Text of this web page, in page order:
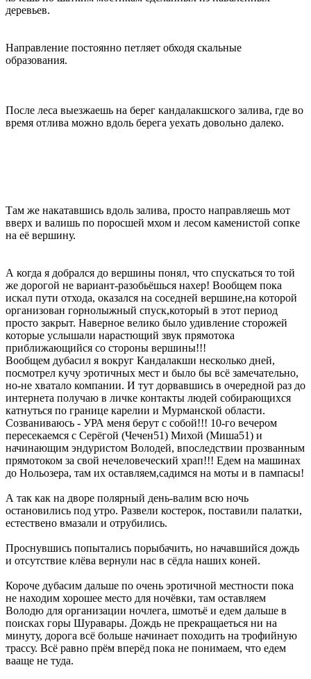
деревьев.
Направление постоянно петляет обходя скальные
образования.
После леса выезжаешь на берег кандалакшского залива, где во
время отлива можно вдоль берега уехать довольно далеко.
Там же накатавшись вдоль залива, просто направляешь мот
вверх и валишь по поросшей мхом и лесом каменистой сопке
на её вершину.
А когда я добрался до вершины понял, что спускаться то той
же дорогой не вариант-разобьёшься нахер! Вообщем пока
искал пути отхода, оказался на соседней вершине,на которой
организован горнолыжный спуск,который в этот период
просто закрыт. Наверное велико было удивление сторожей
которые услышали нарастющий звук прямотока
приближающийся со стороны вершины!!!
Вообщем дубасил я вокруг Кандалакши несколько дней,
посмотрел кучу эротичных мест и было бы всё замечательно,
но-не хватало компании. И тут дорвавшись в очередной раз до
интернета получаю в личке контакты людей собирающихся
катнуться по границе карелии и Мурманской области.
Созваниваюсь - УРА меня берут с собой!!! 10-го вечером
пересекаемся с Серёгой (Чечен51) Михой (Миша51) и
начинающим эндуристом Володей, впоследствии прозванным
прямотоком за свой нечеловеческий храп!!! Едем на машинах
до Нольозера, там их оставляем,садимся на моты и в пампасы!
А так как на дворе полярный день-валим всю ночь
остановились под утро. Развели костерок, поставили палатки,
естествено вмазали и отрубились.
Проснувшись попытались порыбачить, но начавшийся дождь
и отсутствие клёва вернули нас в сёдла наших коней.
Короче дубасим дальше по очень эротичной местности пока
не находим хорошее место для ночёвки, там оставляем
Володю для организации ночлега, шмотьё и едем дальше в
поисках горы Шуравары. Дождь не прекращаеться ни на
минуту, дорога всё больше начинает походить на трофийную
трассу. Всё равно прём вперёд пока не понимаем, что едем
вааще не туда.